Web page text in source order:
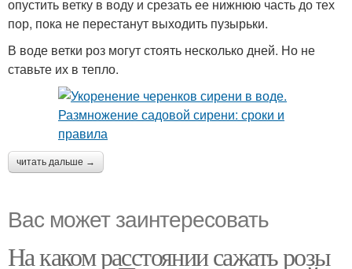
опустить ветку в воду и срезать ее нижнюю часть до тех
пор, пока не перестанут выходить пузырьки.
В воде ветки роз могут стоять несколько дней. Но не
ставьте их в тепло.
читать дальше →
Вас может заинтересовать
На каком расстоянии сажать розы